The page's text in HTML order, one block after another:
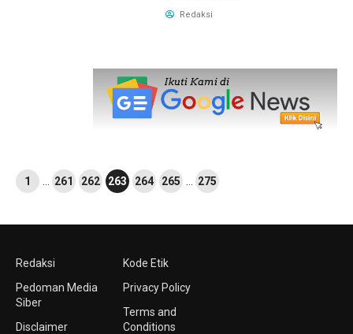
Redaksi
1 261 262 263 264 265 275
Redaksi
Pedoman Media
Siber
Disclaimer
Kode Etik
Privacy Policy
Terms and
Conditions